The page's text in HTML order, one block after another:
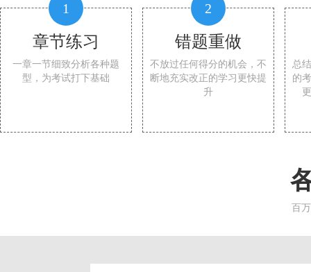
1
章节练习
一章一节细致分析各种题
型，为考试打下基础
2
错题重做
不放过任何得分的机会，不
断地充实改正的学习更快提
升
总
的
百